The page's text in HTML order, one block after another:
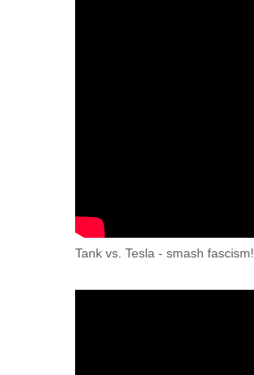
Tank vs. Tesla - smash fascism!